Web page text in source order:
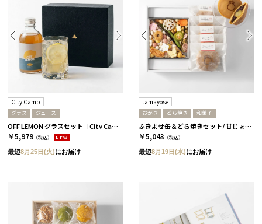
City Camp
グラス ジュース
OFF LEMON グラスセット［City Camp］
￥5,979 （税込） NEW
最短8月25日(火)にお届け
tamayose
おかき どら焼き 和菓子
ふきよせ缶＆どら焼きセット/ 甘じょっぱい缶［tamayose］
￥5,043 （税込）
最短8月19日(水)にお届け